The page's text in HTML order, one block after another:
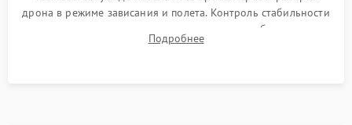
дрона в режиме зависания и полета. Контроль стабильности
удержания точки, качества передачи видео, работы системы
возврата домой (RTH) и дальности радиосвязи.
Подробнее